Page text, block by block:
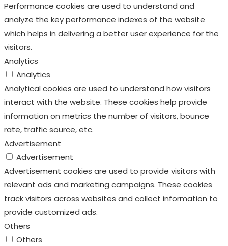
Performance cookies are used to understand and
analyze the key performance indexes of the website
which helps in delivering a better user experience for the
visitors.
Analytics
Analytics
Analytical cookies are used to understand how visitors
interact with the website. These cookies help provide
information on metrics the number of visitors, bounce
rate, traffic source, etc.
Advertisement
Advertisement
Advertisement cookies are used to provide visitors with
relevant ads and marketing campaigns. These cookies
track visitors across websites and collect information to
provide customized ads.
Others
Others